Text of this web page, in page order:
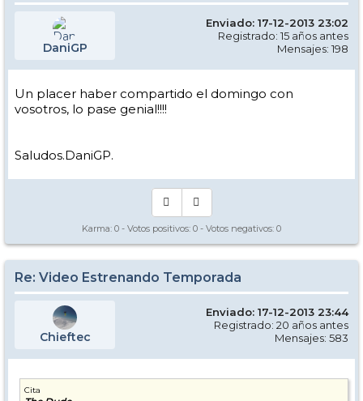
DaniGP
Enviado: 17-12-2013 23:02
Registrado: 15 años antes
Mensajes: 198
Un placer haber compartido el domingo con
vosotros, lo pase genial!!!!
Saludos.DaniGP.
Karma: 0 - Votos positivos: 0 - Votos negativos: 0
Re: Video Estrenando Temporada
Chieftec
Enviado: 17-12-2013 23:44
Registrado: 20 años antes
Mensajes: 583
Cita